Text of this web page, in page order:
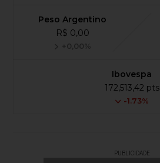
Peso Argentino
R$ 0,00
+0,00%
Ibovespa
172,513,42 pts
-1.73%
PUBLICIDADE